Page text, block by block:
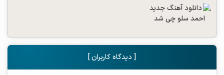
[ دیدگاه کاربران ]